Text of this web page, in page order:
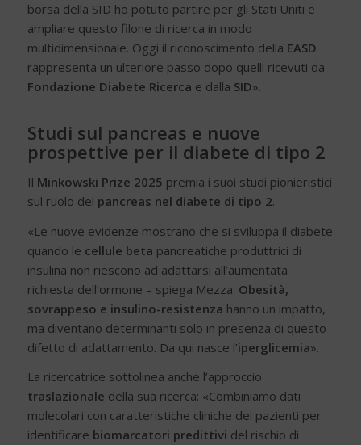
borsa della SID ho potuto partire per gli Stati Uniti e
ampliare questo filone di ricerca in modo
multidimensionale. Oggi il riconoscimento della EASD
rappresenta un ulteriore passo dopo quelli ricevuti da
Fondazione Diabete Ricerca e dalla SID».
Studi sul pancreas e nuove
prospettive per il diabete di tipo 2
Il Minkowski Prize 2025 premia i suoi studi pionieristici
sul ruolo del pancreas nel diabete di tipo 2.
«Le nuove evidenze mostrano che si sviluppa il diabete
quando le cellule beta pancreatiche produttrici di
insulina non riescono ad adattarsi all’aumentata
richiesta dell’ormone – spiega Mezza. Obesità,
sovrappeso e insulino-resistenza hanno un impatto,
ma diventano determinanti solo in presenza di questo
difetto di adattamento. Da qui nasce l’iperglicemia».
La ricercatrice sottolinea anche l’approccio
traslazionale della sua ricerca: «Combiniamo dati
molecolari con caratteristiche cliniche dei pazienti per
identificare biomarcatori predittivi del rischio di